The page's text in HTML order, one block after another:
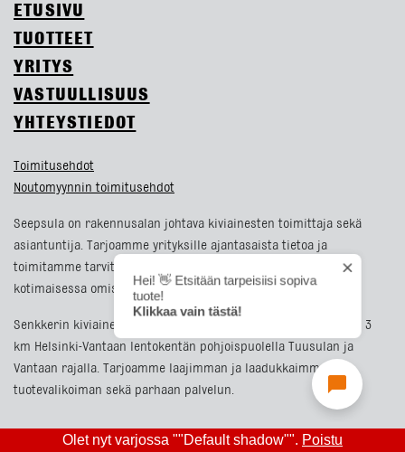
ETUSIVU
TUOTTEET
YRITYS
VASTUULLISUUS
YHTEYSTIEDOT
Toimitusehdot
Noutomyynnin toimitusehdot
Seepsula on rakennusalan johtava kiviainesten toimittaja sekä
asiantuntija. Tarjoamme yrityksille ajantasaista tietoa ja
toimitamme tarvittavat kiviainekset. Seepsula on täysin
kotimaisessa omistuksessa oleva perheyritys.
Senkkerin kiviainestehdas sijaitsee noin 8 km Kehä III:sta, noin 3
km Helsinki-Vantaan lentokentän pohjoispuolella Tuusulan ja
Vantaan rajalla. Tarjoamme laajimman ja laadukkaimman
tuotevalikoiman sekä parhaan palvelun.
Olet nyt varjossa ""Default shadow"". Poistu